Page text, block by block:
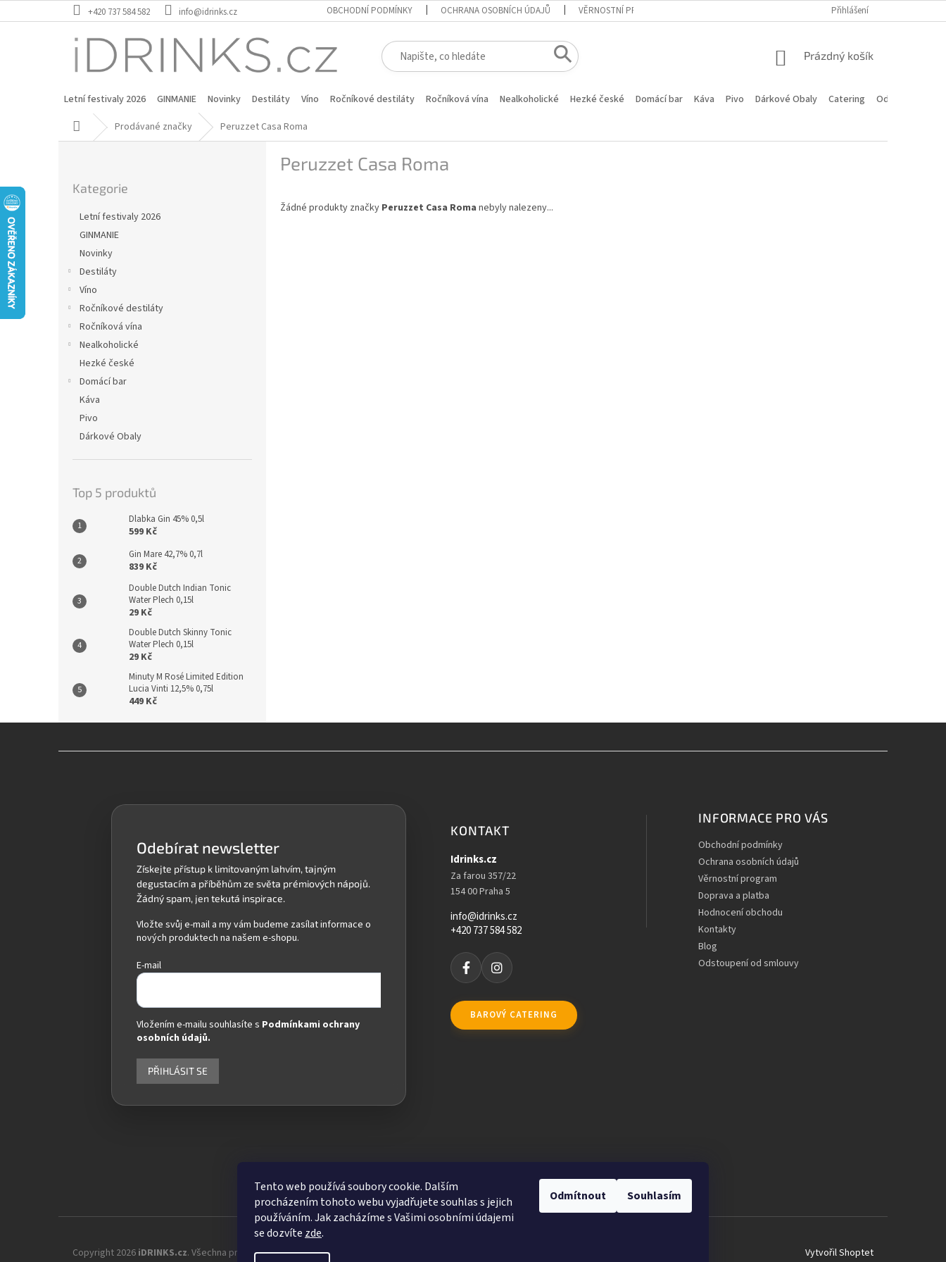
Tento web používá soubory cookie. Dalším
procházením tohoto webu vyjadřujete souhlas s jejich
používáním. Jak zacházíme s Vašimi osobními údajemi
se dozvíte zde.
Odmítnout Souhlasím
na
+420 737 584 582 info@idrinks.cz OBCHODNÍ PODMÍNKY OCHRANA OSOBNÍCH ÚDAJŮ VĚRNOSTNÍ PROGRAM HODNOCENÍ OBCHODU
Přihlášení
NÁKUPNÍ
Prázdný košík
Letní festivaly 2026 GINMANIE Novinky Destiláty Víno Ročníkové destiláty Ročníková vína Nealkoholické Hezké české Domácí bar Káva Pivo Dárkové Obaly Catering
Odstoupení od
Domů Prodávané značky Peruzzet Casa Roma
kategorie
Kategorie
Letní festivaly 2026
GINMANIE
Novinky
Destiláty
Víno
Ročníkové destiláty
Ročníková vína
Nealkoholické
Hezké české
Domácí bar
Káva
Pivo
Dárkové Obaly
Top 5 produktů
Dlabka Gin 45% 0,5l
599 Kč
Gin Mare 42,7% 0,7l
839 Kč
Double Dutch Indian Tonic
Water Plech 0,15l
29 Kč
Double Dutch Skinny Tonic
Water Plech 0,15l
29 Kč
Minuty M Rosé Limited Edition
Lucia Vinti 12,5% 0,75l
449 Kč
Peruzzet Casa Roma
Žádné produkty značky Peruzzet Casa Roma nebyly nalezeny...
Odebírat newsletter
Vložte svůj e-mail a my vám budeme zasílat informace o
nových produktech na našem e-shopu.
E-mail
Vložením e-mailu souhlasíte s Podmínkami ochrany
osobních údajů.
PŘIHLÁSIT SE
KONTAKT
Idrinks.cz
Za farou 357/22
154 00 Praha 5
info@idrinks.cz
+420 737 584 582
BAROVÝ CATERING
INFORMACE PRO VÁS
Obchodní podmínky
Ochrana osobních údajů
Věrnostní program
Doprava a platba
Hodnocení obchodu
Kontakty
Blog
Odstoupení od smlouvy
Vytvořil Shoptet
Copyright 2026 iDRINKS.cz. Všechna práva vyhrazena.Upravit nastavení cookies